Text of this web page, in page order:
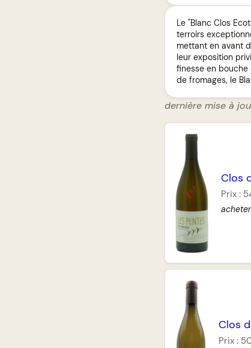
Le "Blanc Clos
terroirs
mettant en avant
leur exposition
finesse en
de fromages, le
dernière mise à
Clos
Prix :
Clos
Prix :